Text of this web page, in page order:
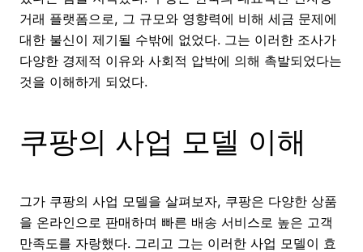
거래 플랫폼으로, 그 규모와 영향력에 비해 세금 문제에
대한 불신이 제기될 수밖에 없었다. 그는 이러한 조사가
다양한 경제적 이유와 사회적 압박에 의해 촉발되었다는
것을 이해하게 되었다.
쿠팡의 사업 모델 이해
그가 쿠팡의 사업 모델을 살펴보자, 쿠팡은 다양한 상품
을 온라인으로 판매하며 빠른 배송 서비스로 높은 고객
만족도를 자랑했다. 그리고 그는 이러한 사업 모델이 효